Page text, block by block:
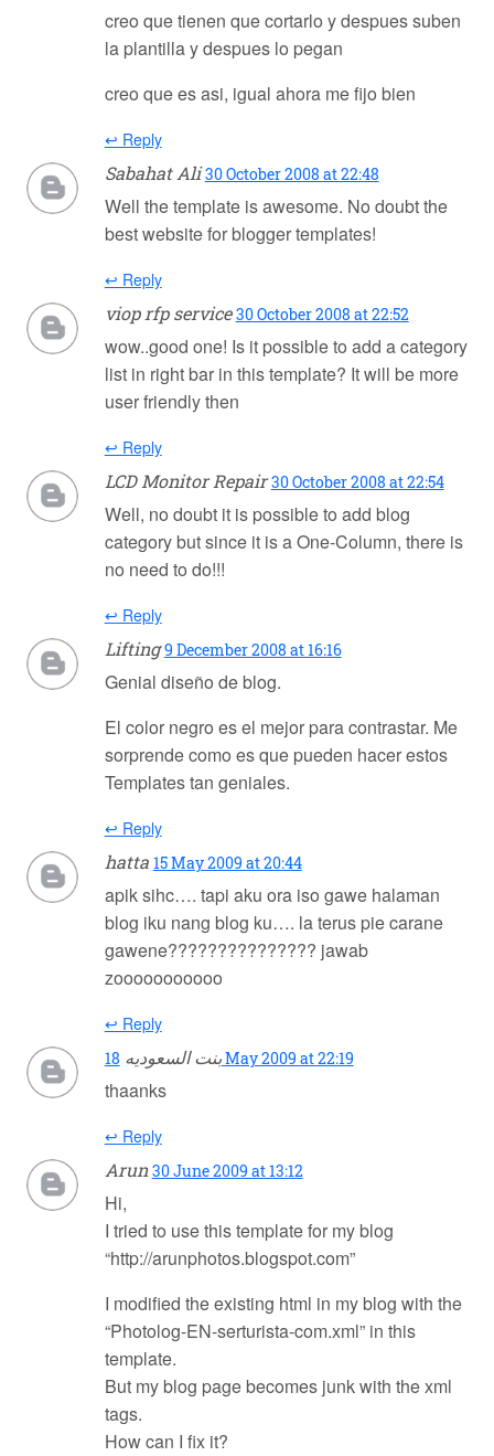
creo que tienen que cortarlo y despues suben
la plantilla y despues lo pegan
creo que es asi, igual ahora me fijo bien
↩ Reply
Sabahat Ali 30 October 2008 at 22:48
Well the template is awesome. No doubt the
best website for blogger templates!
↩ Reply
viop rfp service 30 October 2008 at 22:52
wow..good one! Is it possible to add a category
list in right bar in this template? It will be more
user friendly then
↩ Reply
LCD Monitor Repair 30 October 2008 at 22:54
Well, no doubt it is possible to add blog
category but since it is a One-Column, there is
no need to do!!!
↩ Reply
Lifting 9 December 2008 at 16:16
Genial diseño de blog.
El color negro es el mejor para contrastar. Me
sorprende como es que pueden hacer estos
Templates tan geniales.
↩ Reply
hatta 15 May 2009 at 20:44
apik sihc…. tapi aku ora iso gawe halaman
blog iku nang blog ku…. la terus pie carane
gawene??????????????? jawab
zooooooooooo
↩ Reply
بنت السعوديه18 May 2009 at 22:19
thaanks
↩ Reply
Arun 30 June 2009 at 13:12
Hi,
I tried to use this template for my blog
“http://arunphotos.blogspot.com”
I modified the existing html in my blog with the
“Photolog-EN-serturista-com.xml” in this
template.
But my blog page becomes junk with the xml
tags.
How can I fix it?